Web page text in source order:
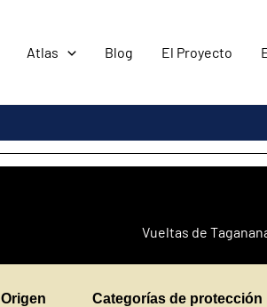
Atlas Blog El Proyecto
Vueltas de
Origen Categorías de protección